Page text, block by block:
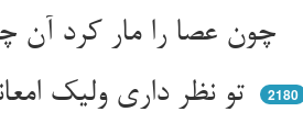
چون عصا را مار کرد آن چست‌دست ** گر ترا عقلیست آن نکته بس است
تو نظر داری ولیک امعانش نیست ** چشمه‌ی افسرده است و کرده ایست
2180